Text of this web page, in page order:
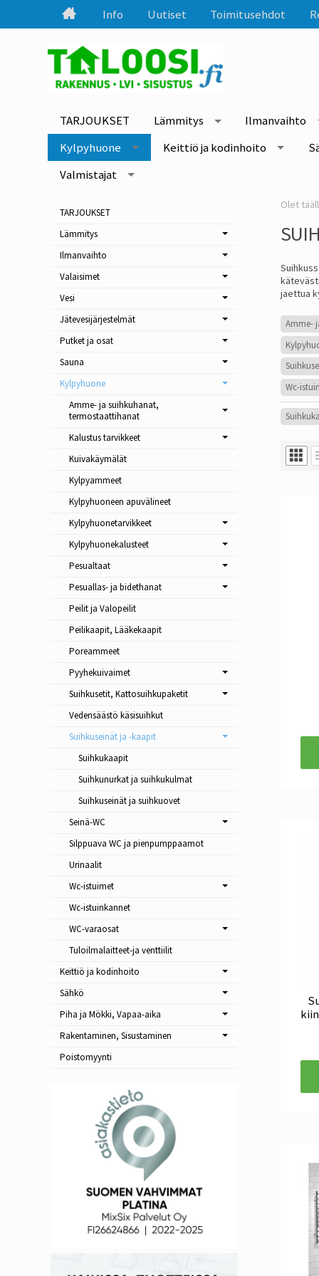
Info Uutiset Toimitusehdot
TARJOUKSET Lämmitys
Ilmanvaihto
Kylpyhuone
Keittiö ja kodinhoito
Valmistajat
jaettua
Amme-
Wc-
TARJOUKSET
Lämmitys
Ilmanvaihto
Valaisimet
Vesi
Jätevesijärjestelmät
Putket ja osat
Sauna
Kylpyhuone
Amme- ja suihkuhanat,
termostaattihanat
Kalustus tarvikkeet
Kuivakäymälät
Kylpyammeet
Kylpyhuoneen apuvälineet
Kylpyhuonetarvikkeet
Kylpyhuonekalusteet
Pesualtaat
Pesuallas- ja bidethanat
Peilit ja Valopeilit
Peilikaapit, Lääkekaapit
Poreammeet
Pyyhekuivaimet
Suihkusetit, Kattosuihkupaketit
Vedensäästö käsisuihkut
Suihkuseinät ja -kaapit
Suihkukaapit
Suihkunurkat ja suihkukulmat
Suihkuseinät ja suihkuovet
Seinä-WC
Silppuava WC ja pienpumppaamot
Urinaalit
Wc-istuimet
Wc-istuinkannet
WC-varaosat
Tuloilmalaitteet-ja venttiilit
Keittiö ja kodinhoito
Sähkö
Piha ja Mökki, Vapaa-aika
Rakentaminen, Sisustaminen
Poistomyynti